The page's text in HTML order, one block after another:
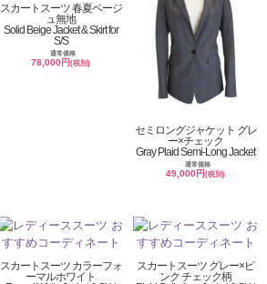
スカートスーツ 春夏ベージ
ュ無地
Solid Beige Jacket & Skirt for
S/S
通常価格
78,000円(税別)
セミロングジャケット グレ
ー×チェック
Gray Plaid Semi-Long Jacket
通常価格
49,000円(税別)
スカートスーツ カラーフォ
ーマルホワイト
スカートスーツ グレー×ピ
ンク チェック柄